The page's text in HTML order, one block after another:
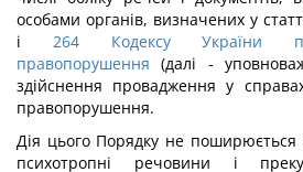
особами органів, визначених у
і 264 Кодексу України
правопорушення (далі -
здійснення провадження у
правопорушення.
Дія цього Порядку не поширюється
психотропні речовини і